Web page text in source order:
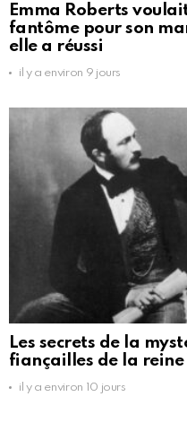
Emma Roberts
fantôme pour son
elle a réussi
il y a environ 9 jours
Les secrets de la
fiançailles de la
il y a environ 10 jours